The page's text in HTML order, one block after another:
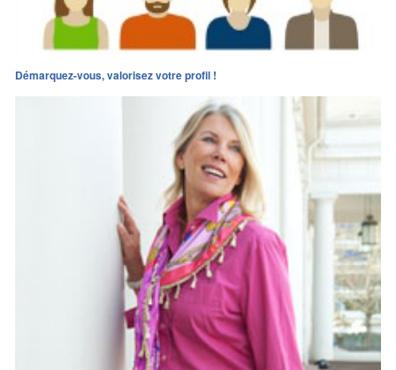
Démarquez-vous, valorisez votre profil !